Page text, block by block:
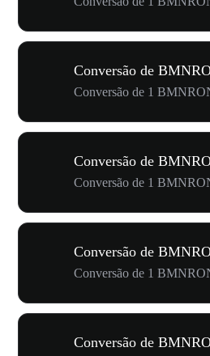
Conversão de
Conversão de 1
Conversão de
Conversão de 1
Conversão de
Conversão de 1
Conversão de